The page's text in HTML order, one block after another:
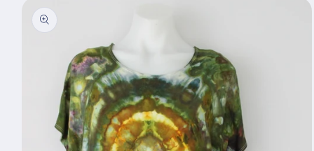
информации
о продукте